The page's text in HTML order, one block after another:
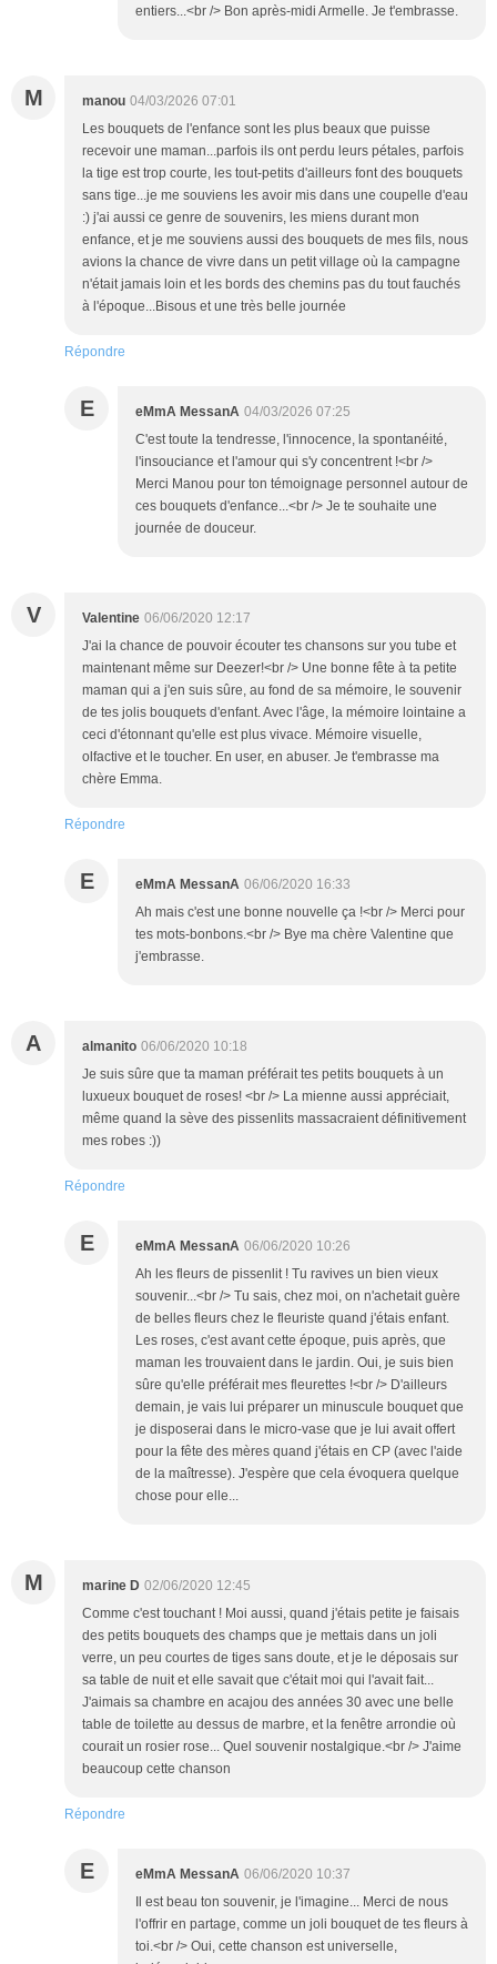
entiers...<br /> Bon après-midi Armelle. Je t'embrasse.
M manou 04/03/2026 07:01
Les bouquets de l'enfance sont les plus beaux que puisse
recevoir une maman...parfois ils ont perdu leurs pétales, parfois
la tige est trop courte, les tout-petits d'ailleurs font des bouquets
sans tige...je me souviens les avoir mis dans une coupelle d'eau
:) j'ai aussi ce genre de souvenirs, les miens durant mon
enfance, et je me souviens aussi des bouquets de mes fils, nous
avions la chance de vivre dans un petit village où la campagne
n'était jamais loin et les bords des chemins pas du tout fauchés
à l'époque...Bisous et une très belle journée
Répondre
E eMmA MessanA 04/03/2026 07:25
C'est toute la tendresse, l'innocence, la spontanéité,
l'insouciance et l'amour qui s'y concentrent !<br />
Merci Manou pour ton témoignage personnel autour de
ces bouquets d'enfance...<br /> Je te souhaite une
journée de douceur.
V Valentine 06/06/2020 12:17
J'ai la chance de pouvoir écouter tes chansons sur you tube et
maintenant même sur Deezer!<br /> Une bonne fête à ta petite
maman qui a j'en suis sûre, au fond de sa mémoire, le souvenir
de tes jolis bouquets d'enfant. Avec l'âge, la mémoire lointaine a
ceci d'étonnant qu'elle est plus vivace. Mémoire visuelle,
olfactive et le toucher. En user, en abuser. Je t'embrasse ma
chère Emma.
Répondre
E eMmA MessanA 06/06/2020 16:33
Ah mais c'est une bonne nouvelle ça !<br /> Merci pour
tes mots-bonbons.<br /> Bye ma chère Valentine que
j'embrasse.
A almanito 06/06/2020 10:18
Je suis sûre que ta maman préférait tes petits bouquets à un
luxueux bouquet de roses! <br /> La mienne aussi appréciait,
même quand la sève des pissenlits massacraient définitivement
mes robes :))
Répondre
E eMmA MessanA 06/06/2020 10:26
Ah les fleurs de pissenlit ! Tu ravives un bien vieux
souvenir...<br /> Tu sais, chez moi, on n'achetait guère
de belles fleurs chez le fleuriste quand j'étais enfant.
Les roses, c'est avant cette époque, puis après, que
maman les trouvaient dans le jardin. Oui, je suis bien
sûre qu'elle préférait mes fleurettes !<br /> D'ailleurs
demain, je vais lui préparer un minuscule bouquet que
je disposerai dans le micro-vase que je lui avait offert
pour la fête des mères quand j'étais en CP (avec l'aide
de la maîtresse). J'espère que cela évoquera quelque
chose pour elle...
M marine D 02/06/2020 12:45
Comme c'est touchant ! Moi aussi, quand j'étais petite je faisais
des petits bouquets des champs que je mettais dans un joli
verre, un peu courtes de tiges sans doute, et je le déposais sur
sa table de nuit et elle savait que c'était moi qui l'avait fait...
J'aimais sa chambre en acajou des années 30 avec une belle
table de toilette au dessus de marbre, et la fenêtre arrondie où
courait un rosier rose... Quel souvenir nostalgique.<br /> J'aime
beaucoup cette chanson
Répondre
E eMmA MessanA 06/06/2020 10:37
Il est beau ton souvenir, je l'imagine... Merci de nous
l'offrir en partage, comme un joli bouquet de tes fleurs à
toi.<br /> Oui, cette chanson est universelle,